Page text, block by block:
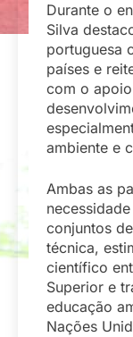
Durante o
Silva
portuguesa
países e
com o
ambiente e
Ambas as
conjuntos
técnica,
científico
Superior e
educação
Nações